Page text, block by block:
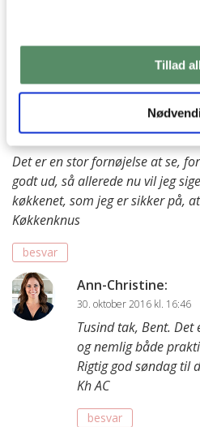
Tillad
28. oktober 2016 kl. 12:56
Det er en stor fornøjelse at se,
godt ud, så allerede nu vil jeg
køkkenet, som jeg er sikker på,
Køkkenknus
besvar
Ann-Christine:
30. oktober 2016 kl. 16:46
Tusind tak, Bent.
og nemlig både
Rigtig god søndag til
Kh AC
besvar